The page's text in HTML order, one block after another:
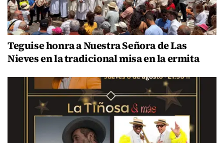
Teguise honra a Nuestra Señora de Las
Nieves en la tradicional misa en la ermita